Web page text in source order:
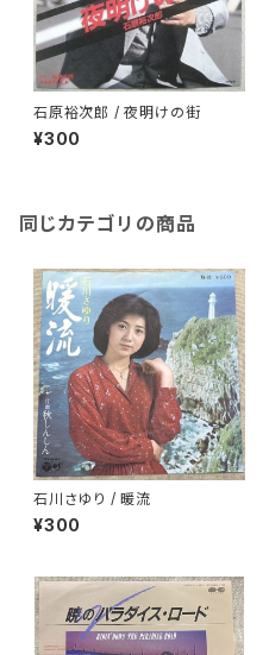
石原裕次郎 / 夜明けの街
¥300
同じカテゴリの商品
石川さゆり / 暖流
¥300